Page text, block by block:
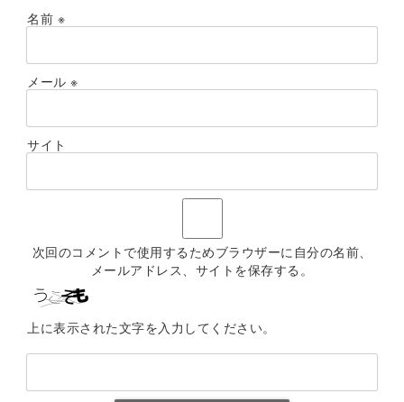
名前 ※
メール ※
サイト
次回のコメントで使用するためブラウザーに自分の名前、
メールアドレス、サイトを保存する。
上に表示された文字を入力してください。